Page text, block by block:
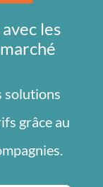
les
solutions
grâce au